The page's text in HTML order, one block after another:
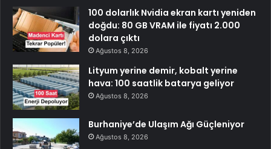
100 dolarlık Nvidia ekran kartı yeniden
doğdu: 80 GB VRAM ile fiyatı 2.000
dolara çıktı
Ağustos 8, 2026
Lityum yerine demir, kobalt yerine
hava: 100 saatlik batarya geliyor
Ağustos 8, 2026
Burhaniye’de Ulaşım Ağı Güçleniyor
Ağustos 8, 2026